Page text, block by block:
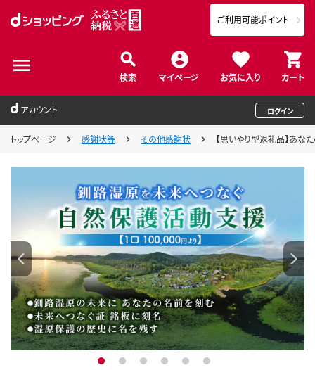
検索 マイページ お気に入り カート
ご利用可能ポイント
アカウント ログイン
トップページ 感謝状等 その他感謝状 【思いやり型返礼品】あ
1 2 3 4 5 6